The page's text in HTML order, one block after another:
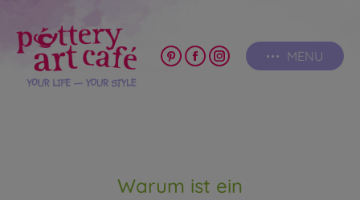
MENU
PinterestFacebook
Instagram
Warum ist ein